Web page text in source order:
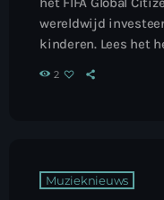
wereldwijd
kinderen. Lees het
2
Muzieknieuws